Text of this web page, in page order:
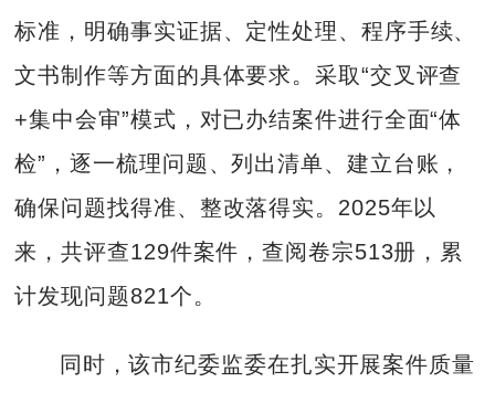
标准，明确事实证据、定性处理、程序手续、
文书制作等方面的具体要求。采取“交叉评查
+集中会审”模式，对已办结案件进行全面“体
检”，逐一梳理问题、列出清单、建立台账，
确保问题找得准、整改落得实。2025年以
来，共评查129件案件，查阅卷宗513册，累
计发现问题821个。
同时，该市纪委监委在扎实开展案件质量